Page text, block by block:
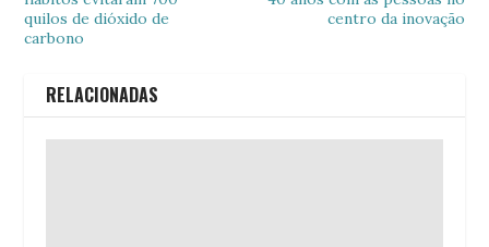
quilos de dióxido de
carbono
centro da inovação
RELACIONADAS